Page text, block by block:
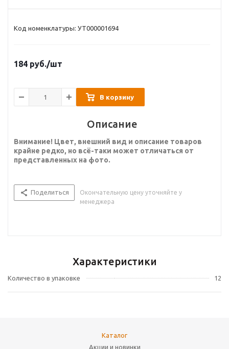
Код номенклатуры: УТ000001694
184 руб./шт
В корзину
Описание
Внимание! Цвет, внешний вид и описание товаров
крайне редко, но всё-таки может отличаться от
представленных на фото.
Поделиться
Окончательную цену уточняйте у
менеджера
Характеристики
Количество в упаковке 12
Каталог
Акции и новинки